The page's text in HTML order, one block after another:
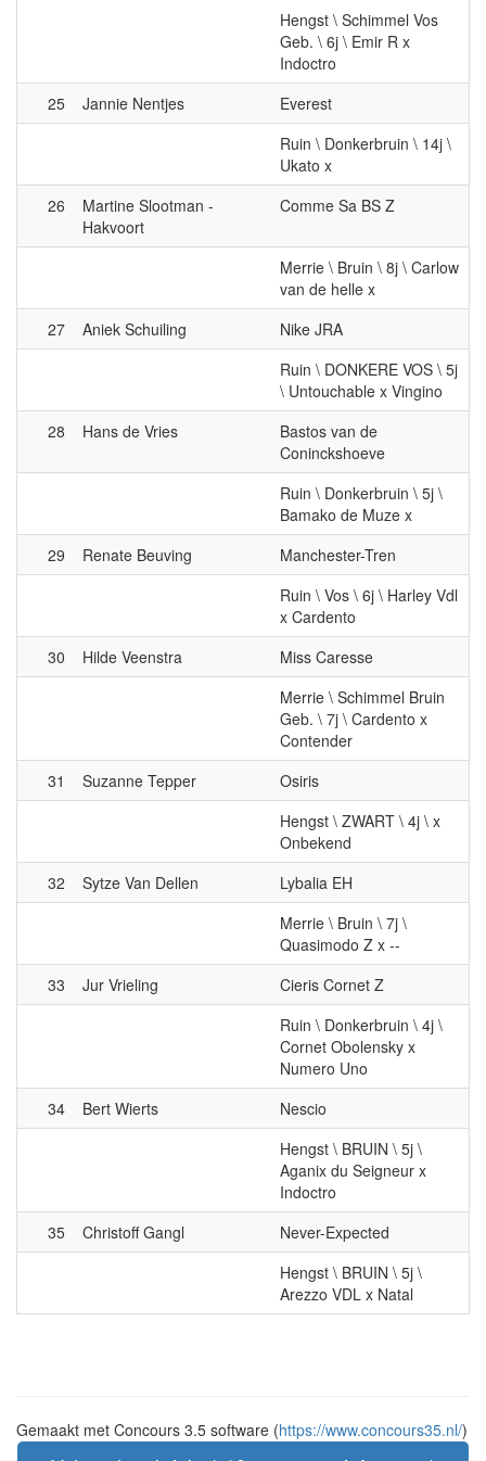
Hengst \ Schimmel Vos
Geb. \ 6j \ Emir R x
Indoctro
25
Jannie Nentjes
Everest
Ruin \ Donkerbruin \ 14j \
Ukato x
26
Martine Slootman -
Hakvoort
Comme Sa BS Z
Merrie \ Bruin \ 8j \ Carlow
van de helle x
27
Aniek Schuiling
Nike JRA
Ruin \ DONKERE VOS \ 5j
\ Untouchable x Vingino
28
Hans de Vries
Bastos van de
Coninckshoeve
Ruin \ Donkerbruin \ 5j \
Bamako de Muze x
29
Renate Beuving
Manchester-Tren
Ruin \ Vos \ 6j \ Harley Vdl
x Cardento
30
Hilde Veenstra
Miss Caresse
Merrie \ Schimmel Bruin
Geb. \ 7j \ Cardento x
Contender
31
Suzanne Tepper
Osiris
Hengst \ ZWART \ 4j \ x
Onbekend
32
Sytze Van Dellen
Lybalia EH
Merrie \ Bruin \ 7j \
Quasimodo Z x --
33
Jur Vrieling
Cieris Cornet Z
Ruin \ Donkerbruin \ 4j \
Cornet Obolensky x
Numero Uno
34
Bert Wierts
Nescio
Hengst \ BRUIN \ 5j \
Aganix du Seigneur x
Indoctro
35
Christoff Gangl
Never-Expected
Hengst \ BRUIN \ 5j \
Arezzo VDL x Natal
Gemaakt met Concours 3.5 software (https://www.concours35.nl/)